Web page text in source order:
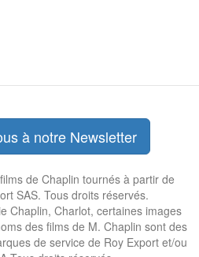
à notre Newsletter
de Chaplin tournés à partir de
SAS. Tous droits réservés.
Chaplin, Charlot, certaines images
des films de M. Chaplin sont des
de service de Roy Export et/ou